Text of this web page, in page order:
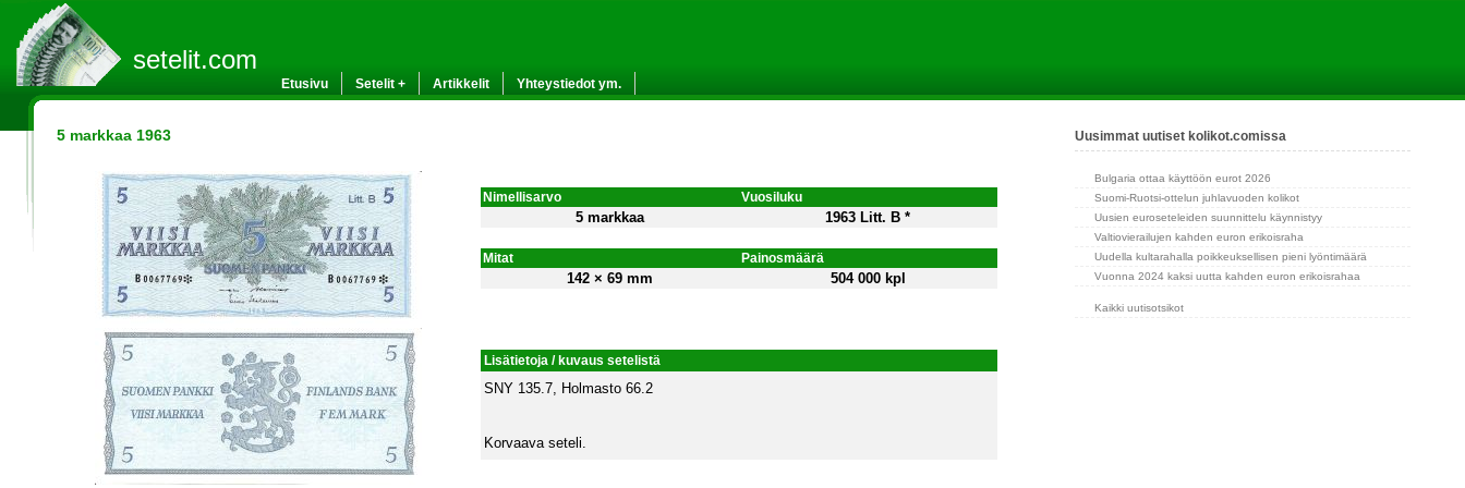
setelit.com
Etusivu Setelit + Artikkelit Yhteystiedot ym.
5 markkaa 1963
Nimellisarvo Vuosiluku
5 markkaa 1963 Litt. B *
Mitat Painosmäärä
142 × 69 mm 504 000 kpl
Lisätietoja / kuvaus setelistä
SNY 135.7, Holmasto 66.2
Korvaava seteli.
Uusimmat uutiset kolikot.comissa
Bulgaria ottaa käyttöön eurot 2026
Suomi-Ruotsi-ottelun juhlavuoden kolikot
Uusien euroseteleiden suunnittelu käynnistyy
Valtiovierailujen kahden euron erikoisraha
Uudella kultarahalla poikkeuksellisen pieni lyöntimäärä
Vuonna 2024 kaksi uutta kahden euron erikoisrahaa
Kaikki uutisotsikot